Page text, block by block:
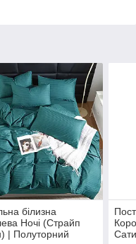
білизна
Ночі (Страйп
| Полуторний